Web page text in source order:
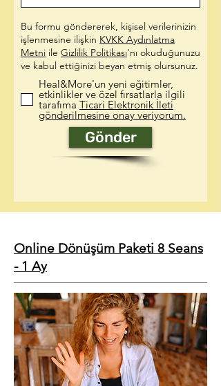
Bu formu göndererek, kişisel verilerinizin
işlenmesine ilişkin KVKK Aydınlatma
Metni ile Gizlilik Politikası'nı okuduğunuzu
ve kabul ettiğinizi beyan etmiş olursunuz.
Heal&More'un yeni eğitimler,
etkinlikler ve özel fırsatlarla ilgili
tarafıma Ticari Elektronik İleti
gönderilmesine onay veriyorum.
Gönder
Online Dönüşüm Paketi 8 Seans
- 1 Ay